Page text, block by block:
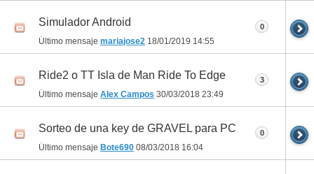
Simulador Android
Último mensaje mariajose2 18/01/2019 14:55
0
Ride2 o TT Isla de Man Ride To Edge
Último mensaje Alex Campos 30/03/2018 23:49
3
Sorteo de una key de GRAVEL para PC
Último mensaje Bote690 08/03/2018 16:04
0